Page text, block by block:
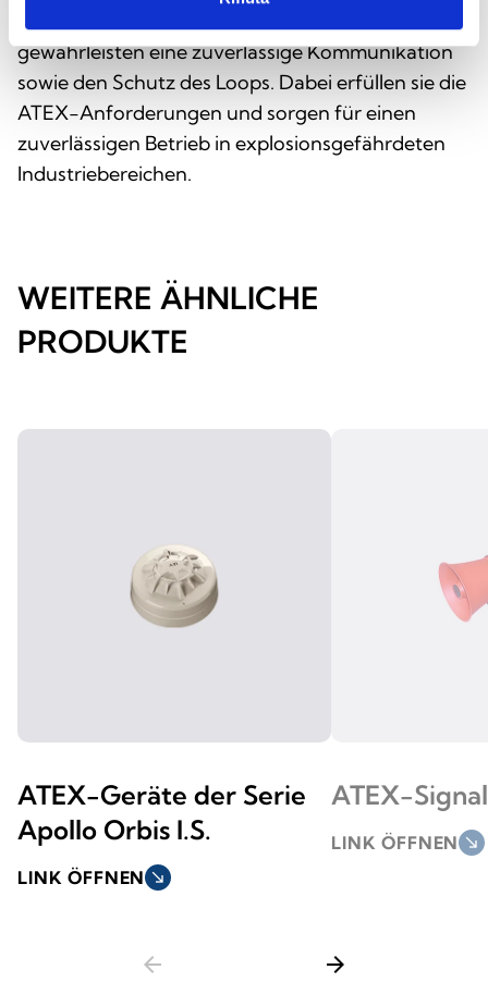
für adressierbare XP95 I.S.-Melder ausgelegt und
gewährleisten eine zuverlässige Kommunikation
sowie den Schutz des Loops. Dabei erfüllen sie die
ATEX-Anforderungen und sorgen für einen
zuverlässigen Betrieb in explosionsgefährdeten
Industriebereichen.
WEITERE ÄHNLICHE
PRODUKTE
ATEX-Geräte der Serie
Apollo Orbis I.S.
LINK ÖFFNEN south_east
ATEX-
LINK ÖFFNEN south_east
arrow_back arrow_forward